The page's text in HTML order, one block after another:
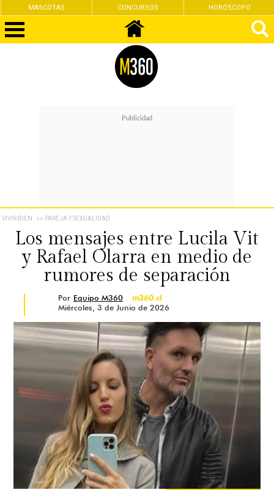
CONCURSOS HORÓSCOPO FEMINISMO
VIVIR BIEN >> PAREJA Y SEXUALIDAD
Los mensajes entre Lucila Vit
y Rafael Olarra en medio de
rumores de separación
Por Equipo M360
m360.cl
Miércoles, 3 de Junio de 2026